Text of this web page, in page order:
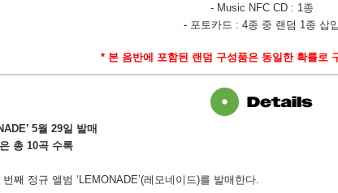
- Music NFC CD : 1종
- 포토카드 : 4종 중 랜덤 1종 삽입
* 본 음반에 포함된 랜덤 구성품은 동일한 확률로
5월 29일 발매
총 10곡 수록
번째 정규 앨범 ‘LEMONADE’(레모네이드)를 발매한다